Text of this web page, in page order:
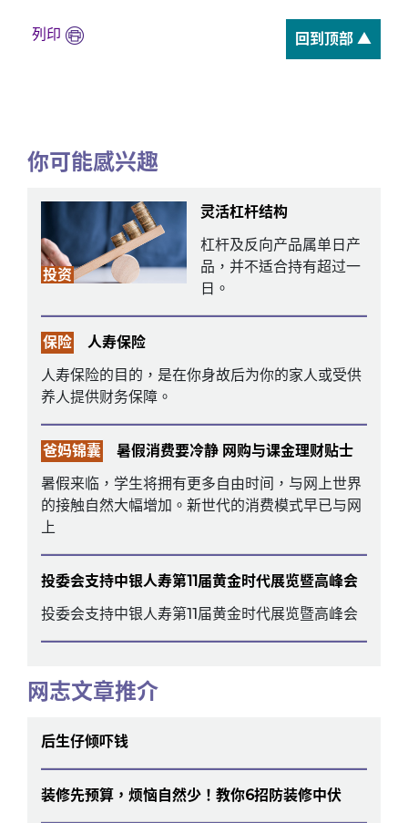
列印 回到顶部 ▲
你可能感兴趣
投资
灵活杠杆结构
杠杆及反向产品属单日产
品，并不适合持有超过一
日。
保险
人寿保险
人寿保险的目的，是在你身故后为你的家人或受供
养人提供财务保障。
爸妈锦囊
暑假消费要冷静 网购与课金理财贴士
暑假来临，学生将拥有更多自由时间，与网上世界
的接触自然大幅增加。新世代的消费模式早已与网
上
投委会支持中银人寿第11届黄金时代展览暨高峰会
投委会支持中银人寿第11届黄金时代展览暨高峰会
网志文章推介
后生仔倾吓钱
装修先预算，烦恼自然少！教你6招防装修中伏